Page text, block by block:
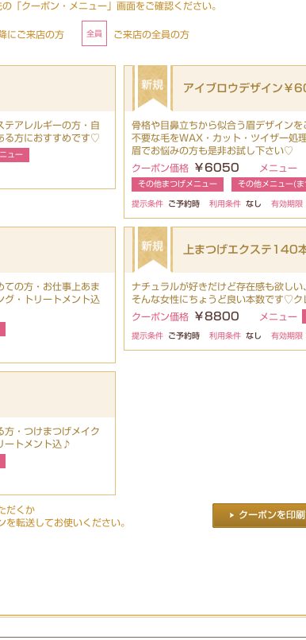
「クーポン・メニュー」画面をご確認ください。
にご来店の方 ご来店の全員の方
アレルギーの方・自
る方におすすめです♡
ュー
アイブロウデザイン￥
骨格や目鼻立ちから似合う眉デザイン
不要な毛をWAX・カット・ツイザー
眉でお悩みの方も是非お試し下さい♡
クーポン価格
￥6050 メニュー
その他まつげメニュー その他メニュー(
提示条件 ご予約時 利用条件 なし 有効期限
ての方・お仕事上あま
グ・トリートメント込
上まつげエクステ
ナチュラルが好きだけど存在感も欲しい
そんな女性にちょうど良い本数です♡
クーポン価格
￥8800 メニュー
提示条件 ご予約時 利用条件 なし 有効期限
方・つけまつげメイク
ートメント込♪
だくか
転送してお使いください。